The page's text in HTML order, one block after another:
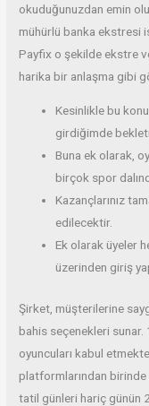
okuduğunuzdan emin
mühürlü banka ekstresi
Payfix o şekilde ekstre
harika bir anlaşma gibi
Kesinlikle bu
girdiğimde
Buna ek olarak,
birçok spor
Kazançlarınız
edilecektir.
Ek olarak üyeler
üzerinden giriş
Şirket, müşterilerine
bahis seçenekleri sunar.
oyuncuları kabul
platformlarından
tatil günleri hariç günün